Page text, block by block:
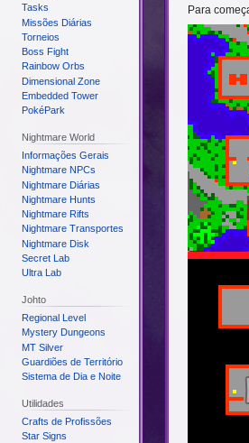
Para
Tasks
Missões Diárias
Torneios
Boss Fight
Rainbow Orbs
Dimensional Zone
Embedded Tower
PokéPark
Nightmare World
Informações Gerais
Nightmare NPCs
Nightmare Diárias
Nightmare Hunts
Nightmare Rifts
Nightmare Transportes
Nightmare Disk
Secret Lab
Ultra Lab
Johto
Regional Level
Mystery Dungeons
MT Silver
Guardiões de Território
Sistema de Dia e Noite
Utilidades
Crafts de Profissões
Star Signs